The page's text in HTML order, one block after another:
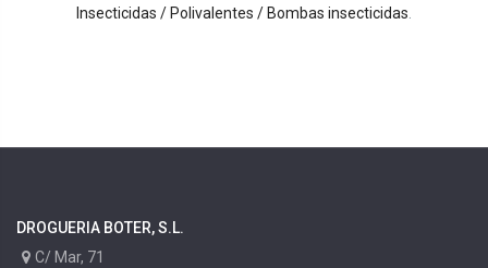
Insecticidas / Polivalentes / Bombas insecticidas.
DROGUERIA BOTER, S.L.
C/ Mar, 71